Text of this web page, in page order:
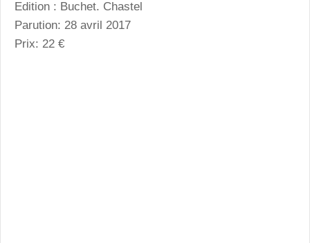
Edition : Buchet. Chastel
Parution: 28 avril 2017
Prix: 22 €